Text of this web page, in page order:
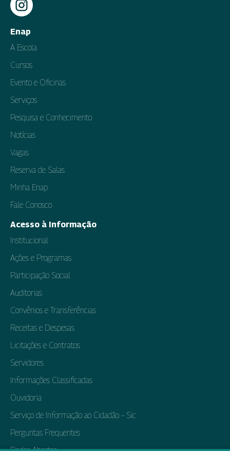
Enap
A Escola
Cursos
Evento e Oficinas
Serviços
Pesquisa e Conhecimento
Notícias
Vagas
Reserva de Salas
Minha Enap
Fale Conosco
Acesso à Informação
Institucional
Ações e Programas
Participação Social
Auditorias
Convênios e Transferências
Receitas e Despesas
Licitações e Contratos
Servidores
Informações Classificadas
Ouvidoria
Serviço de Informação ao Cidadão – Sic
Perguntas Frequentes